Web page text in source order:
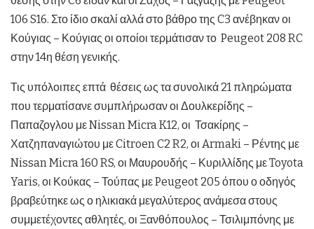
106 S16. Στο ίδιο σκαλί αλλά στο βάθρο της C3 ανέβηκαν οι
Κούγιας – Κούγιας οι οποίοι τερμάτισαν το Peugeot 208 RC
στην 14η θέση γενικής.
Τις υπόλοιπες επτά θέσεις ως τα συνολικά 21 πληρώματα
που τερματίσανε συμπλήρωσαν οι Δουλκερίδης –
Παπαζογλου με Nissan Micra K12, οι Τσακίρης –
Χατζηπαναγιώτου με Citroen C2 R2, οι Armaki – Ρέντης με
Nissan Micra 160 RS, οι Μαυρουδής – Κυριλλίδης με Toyota
Yaris, οι Κούκας – Τούπας με Peugeot 205 όπου ο οδηγός
βραβεύτηκε ως ο ηλικιακά μεγαλύτερος ανάμεσα στους
συμμετέχοντες αθλητές, οι Ξανθόπουλος – Τσιλιμπόνης με